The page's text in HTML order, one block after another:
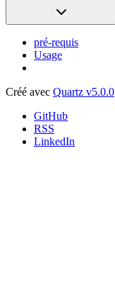
pré-requis
Usage
Créé avec Quartz v5.0.0
GitHub
RSS
LinkedIn